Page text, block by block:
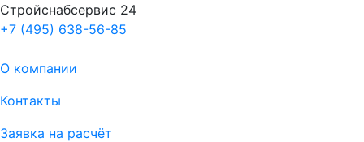
Стройснабсервис 24
+7 (495) 638-56-85
О компании
Контакты
Заявка на расчёт